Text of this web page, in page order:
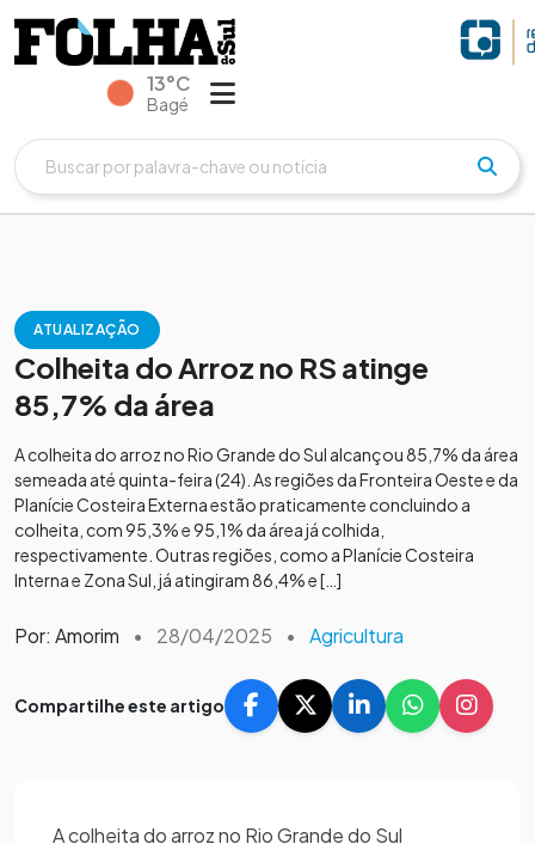
13°C
Bagé
ATUALIZAÇÃO
Colheita do Arroz no RS atinge
85,7% da área
A colheita do arroz no Rio Grande do Sul alcançou 85,7% da área
semeada até quinta-feira (24). As regiões da Fronteira Oeste e da
Planície Costeira Externa estão praticamente concluindo a
colheita, com 95,3% e 95,1% da área já colhida,
respectivamente. Outras regiões, como a Planície Costeira
Interna e Zona Sul, já atingiram 86,4% e […]
Por: Amorim • 28/04/2025 • Agricultura
Compartilhe este artigo
A colheita do arroz no Rio Grande do Sul